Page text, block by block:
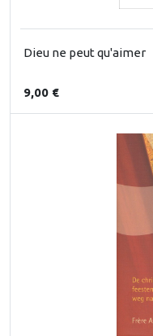
Dieu ne peut qu'aimer
9,00 €